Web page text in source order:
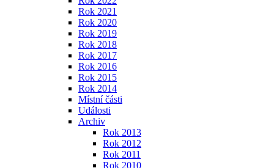
Rok 2021
Rok 2020
Rok 2019
Rok 2018
Rok 2017
Rok 2016
Rok 2015
Rok 2014
Místní části
Události
Archiv
Rok 2013
Rok 2012
Rok 2011
Rok 2010